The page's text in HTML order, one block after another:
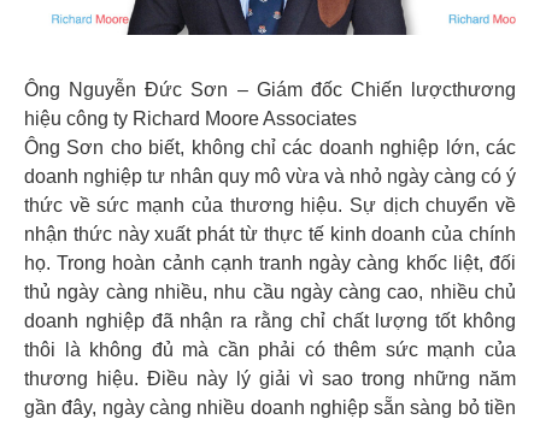
Ông Nguyễn Đức Sơn – Giám đốc Chiến lượcthương
hiệu công ty Richard Moore Associates
Ông Sơn cho biết, không chỉ các doanh nghiệp lớn, các
doanh nghiệp tư nhân quy mô vừa và nhỏ ngày càng có ý
thức về sức mạnh của thương hiệu. Sự dịch chuyển về
nhận thức này xuất phát từ thực tế kinh doanh của chính
họ. Trong hoàn cảnh cạnh tranh ngày càng khốc liệt, đối
thủ ngày càng nhiều, nhu cầu ngày càng cao, nhiều chủ
doanh nghiệp đã nhận ra rằng chỉ chất lượng tốt không
thôi là không đủ mà cần phải có thêm sức mạnh của
thương hiệu. Điều này lý giải vì sao trong những năm
gần đây, ngày càng nhiều doanh nghiệp sẵn sàng bỏ tiền